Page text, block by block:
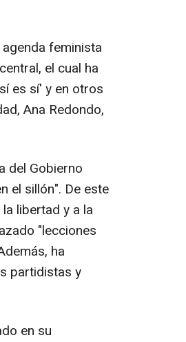
feminista
el cual ha
es sí' y en otros
Ana Redondo,
del Gobierno
el sillón". De este
libertad y a la
"lecciones
ha
partidistas y
en su